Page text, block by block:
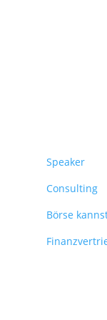
Speaker
Consulting
Börse